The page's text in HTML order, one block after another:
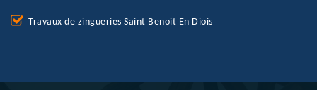
Travaux de zingueries Saint Benoit En Diois